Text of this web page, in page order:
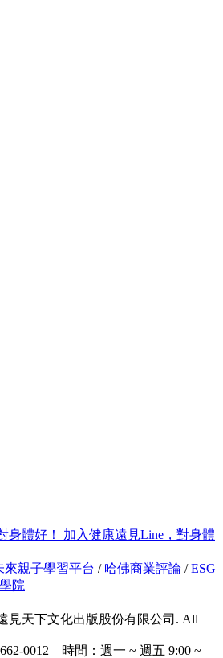
加入健康遠見Line，對身體
來親子學習平台 / 哈佛商業評論 /ESG
院
見天下文化出版股份有限公司. All
0012 時間：週一 ~ 週五 9:00 ~